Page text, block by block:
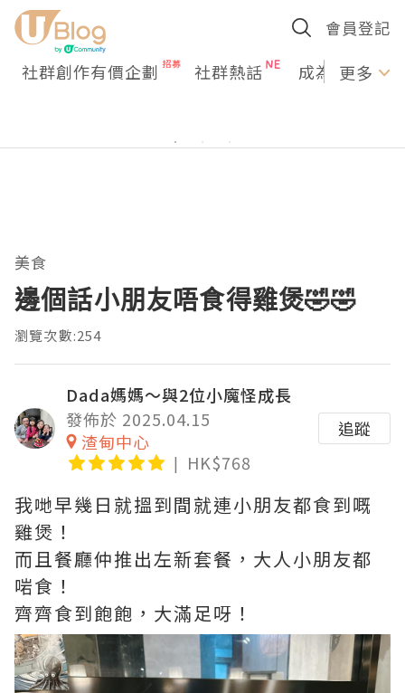
會員登記
社群創作有價企劃 社群熱話 成為U更多
美食
邊個話小朋友唔食得雞煲🤣🤣
瀏覽次數:254
Dada媽媽～與2位小魔怪成長
發佈於 2025.04.15
渣甸中心
HK$768
追蹤
我哋早幾日就搵到間就連小朋友都食到嘅
雞煲！
而且餐廳仲推出左新套餐，大人小朋友都
啱食！
齊齊食到飽飽，大滿足呀！